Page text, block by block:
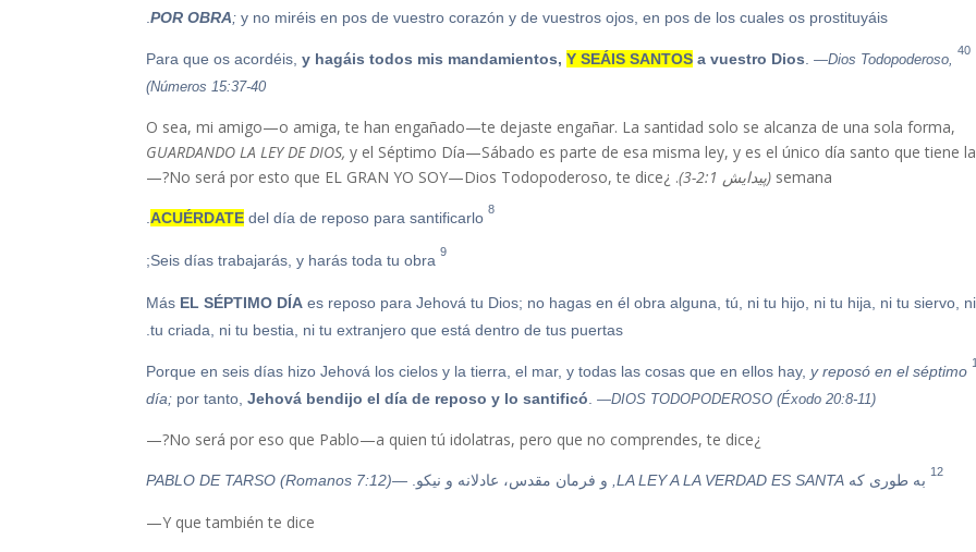
POR OBRA; y no miréis en pos de vuestro corazón y de vuestros ojos, en pos de los cuales os prostituyáis.
40
y hagáis todos mis mandamientos, Y SEÁIS SANTOS a vuestro Dios .—Dios Todopoderoso,
Números 15:37-40)
O sea, mi amigo—o amiga, te han engañado—te dejaste engañar. La santidad solo se alcanza de una sola forma,
GUARDANDO LA LEY DE DIOS, y el Séptimo Día—Sábado es parte de esa misma ley, y es el único día santo que tiene la
semana (پیدایش 2:1-3) . ¿No será por esto que EL GRAN YO SOY—Dios Todopoderoso, te dice?—
8
ACUÉRDATE del día de reposo para santificarlo.
9
EL SÉPTIMO DÍA es reposo para Jehová tu Dios; no hagas en él obra alguna, tú, ni tu hijo, ni tu hija, ni tu siervo, ni
tu criada, ni tu bestia, ni tu extranjero que está dentro de tus puertas.
y reposó en el séptimo
día; por tanto,Jehová bendijo el día de reposo y lo santificó .—DIOS TODOPODEROSO (Éxodo 20:8-11)
¿No será por eso que Pablo—a quien tú idolatras, pero que no comprendes, te dice?—
12 به طوری که LA LEY A LA VERDAD ES SANTA, و فرمان مقدس، عادلانه و نیکو. —PABLO DE TARSO (Romanos 7:12)
Y que también te dice—